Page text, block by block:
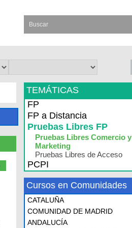
TEMÁTICAS
FP
FP a Distancia
Pruebas Libres FP
Pruebas Libres Comercio y
Marketing
Pruebas Libres de Acceso
PCPI
Cursos en Comunidades
CATALUÑA
COMUNIDAD DE MADRID
ANDALUCÍA